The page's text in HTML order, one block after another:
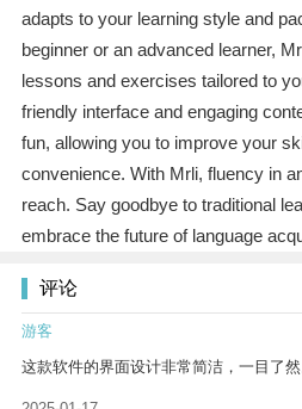
adapts to your learning style and
beginner or an advanced learner,
lessons and exercises tailored to
friendly interface and engaging
fun, allowing you to improve your
convenience. With Mrli, fluency in
reach. Say goodbye to traditional
embrace the future of language
评论
游客
这款软件的界面设计非常简洁，一目了然